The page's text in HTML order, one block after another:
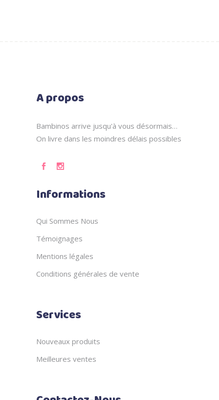
A propos
Bambinos arrive jusqu'à vous désormais…
On livre dans les moindres délais possibles
Informations
Qui Sommes Nous
Témoignages
Mentions légales
Conditions générales de vente
Services
Nouveaux produits
Meilleures ventes